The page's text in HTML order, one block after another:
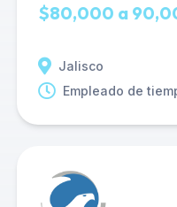
$80,000 a
Jalisco
Empleado de